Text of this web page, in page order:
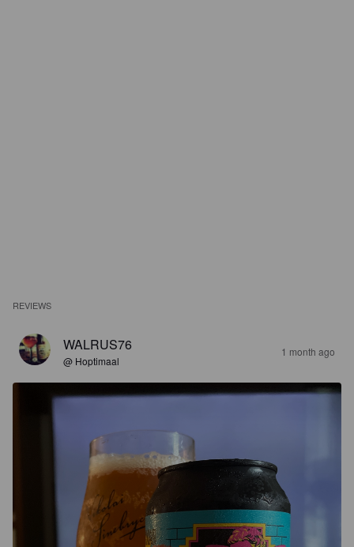
REVIEWS
WALRUS76
@ Hoptimaal
1 month ago